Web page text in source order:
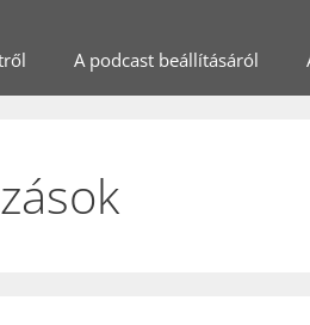
A podcast beállításáról